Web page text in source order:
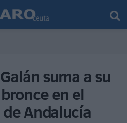
suma a su
en el
Andalucía